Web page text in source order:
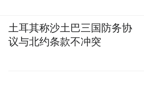
土耳其称沙土巴三国防务协
议与北约条款不冲突